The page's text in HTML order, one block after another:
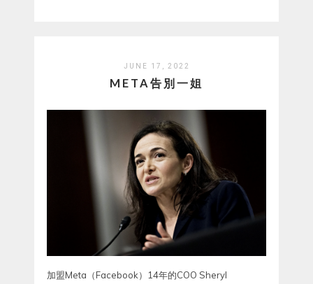
JUNE 17, 2022
META告別一姐
加盟Meta（Facebook）14年的COO Sheryl